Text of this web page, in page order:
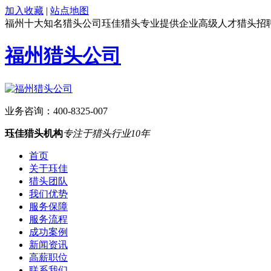
加入收藏 | 站点地图
福州十大知名猎头公司珏佳猎头专业提供企业高级人才猎头招
福州猎头公司
业务咨询： 400-8325-007
珏佳猎头机构专注于猎头行业10年
首页
关于珏佳
猎头团队
我们优势
服务保障
服务流程
成功案例
新闻资讯
高薪职位